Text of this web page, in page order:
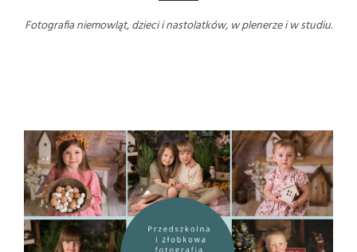
Fotografia niemowląt, dzieci i nastolatków, w plenerze i w studiu.